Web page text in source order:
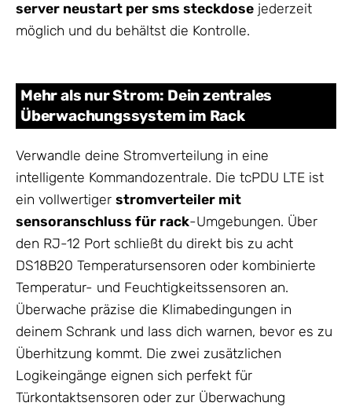
server neustart per sms steckdose jederzeit
möglich und du behältst die Kontrolle.
Mehr als nur Strom: Dein zentrales
Überwachungssystem im Rack
Verwandle deine Stromverteilung in eine
intelligente Kommandozentrale. Die tcPDU LTE ist
ein vollwertiger stromverteiler mit
sensoranschluss für rack-Umgebungen. Über
den RJ-12 Port schließt du direkt bis zu acht
DS18B20 Temperatursensoren oder kombinierte
Temperatur- und Feuchtigkeitssensoren an.
Überwache präzise die Klimabedingungen in
deinem Schrank und lass dich warnen, bevor es zu
Überhitzung kommt. Die zwei zusätzlichen
Logikeingänge eignen sich perfekt für
Türkontaktsensoren oder zur Überwachung